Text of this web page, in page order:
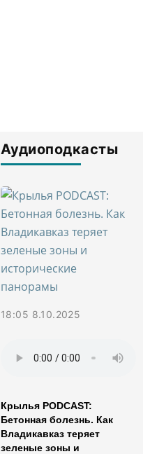
Аудиоподкасты
18:05 8.10.2025
Крылья PODCAST:
Бетонная болезнь. Как
Владикавказ теряет
зеленые зоны и